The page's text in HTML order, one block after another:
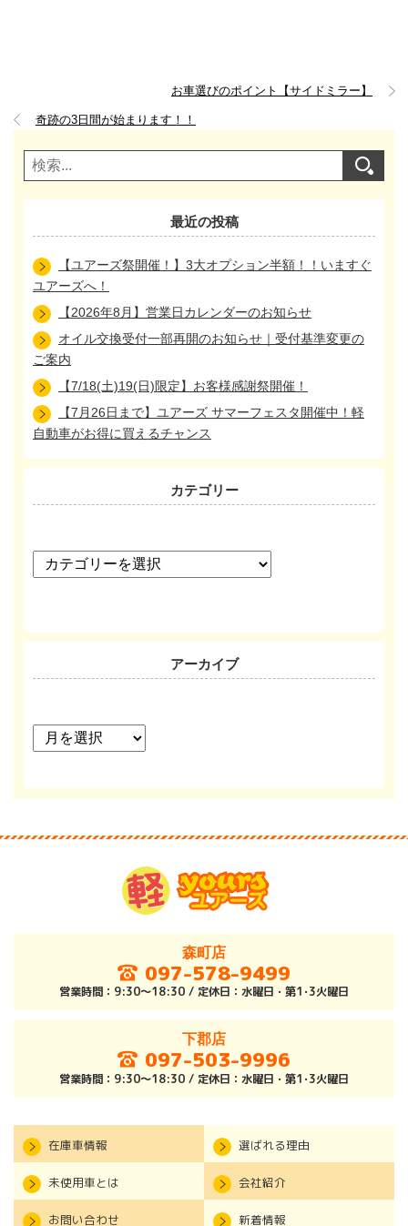
お車選びのポイント【サイドミラー】
奇跡の3日間が始まります！！
最近の投稿
【ユアーズ祭開催！】3大オプション半額！！いますぐ
ユアーズへ！
【2026年8月】営業日カレンダーのお知らせ
オイル交換受付一部再開のお知らせ｜受付基準変更の
ご案内
【7/18(土)19(日)限定】お客様感謝祭開催！
【7月26日まで】ユアーズ サマーフェスタ開催中！軽
自動車がお得に買えるチャンス
カテゴリー
テ
アーカイブ
ー
ブ
森町店
097-578-9499
営業時間：9:30～18:30 / 定休日：水曜日・第1･3火曜日
下郡店
097-503-9996
営業時間：9:30～18:30 / 定休日：水曜日・第1･3火曜日
在庫車情報 選ばれる理由
未使用車とは 会社紹介
お問い合わせ 新着情報